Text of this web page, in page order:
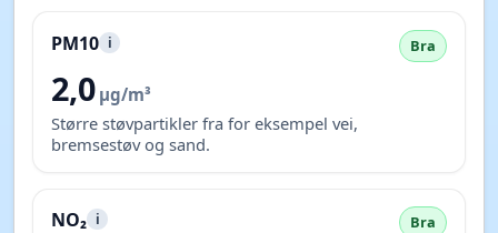
PM10 i Bra
2,0 µg/m³
Større støvpartikler fra for eksempel vei,
bremsestøv og sand.
NO₂ i Bra